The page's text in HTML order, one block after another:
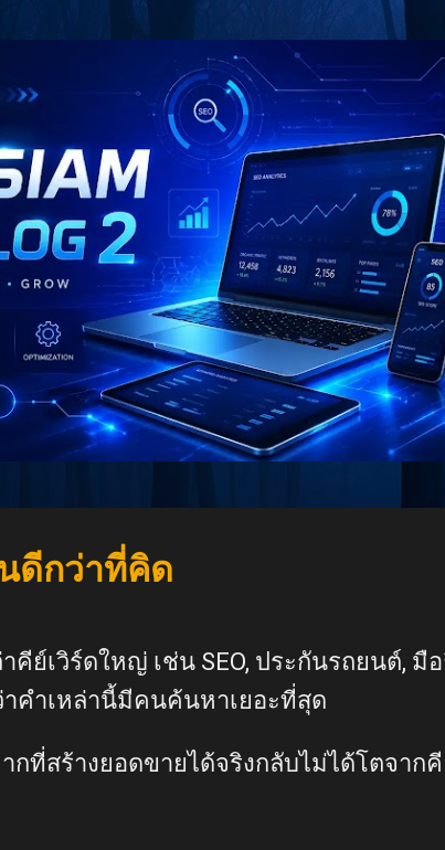
นดีกว่าที่คิด
คีย์เวิร์ดใหญ่ เช่น SEO, ประกันรถยนต์, มื
คำเหล่านี้มีคนค้นหาเยอะที่สุด
ที่สร้างยอดขายได้จริงกลับไม่ได้โตจากคี